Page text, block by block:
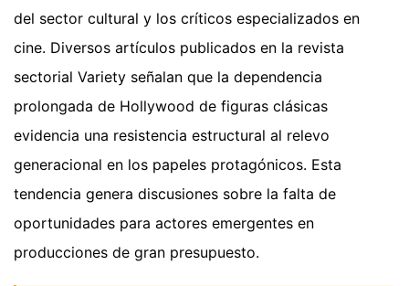
del sector cultural y los críticos especializados en
cine. Diversos artículos publicados en la revista
sectorial Variety señalan que la dependencia
prolongada de Hollywood de figuras clásicas
evidencia una resistencia estructural al relevo
generacional en los papeles protagónicos. Esta
tendencia genera discusiones sobre la falta de
oportunidades para actores emergentes en
producciones de gran presupuesto.